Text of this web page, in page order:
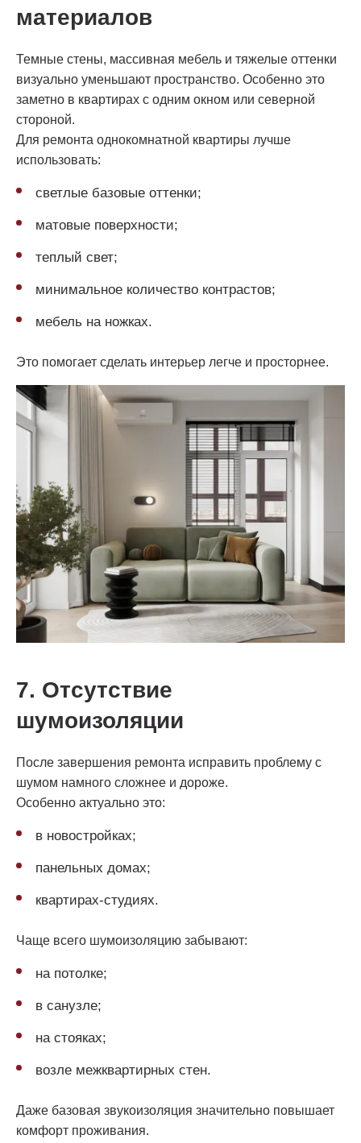
материалов
Темные стены, массивная мебель и тяжелые оттенки
визуально уменьшают пространство. Особенно это
заметно в квартирах с одним окном или северной
стороной.
Для ремонта однокомнатной квартиры лучше
использовать:
светлые базовые оттенки;
матовые поверхности;
теплый свет;
минимальное количество контрастов;
мебель на ножках.
Это помогает сделать интерьер легче и просторнее.
7. Отсутствие
шумоизоляции
После завершения ремонта исправить проблему с
шумом намного сложнее и дороже.
Особенно актуально это:
в новостройках;
панельных домах;
квартирах-студиях.
Чаще всего шумоизоляцию забывают:
на потолке;
в санузле;
на стояках;
возле межквартирных стен.
Даже базовая звукоизоляция значительно повышает
комфорт проживания.